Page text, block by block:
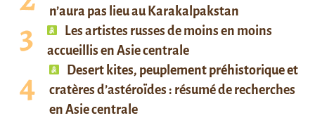
n’aura pas lieu au Karakalpakstan
Les artistes russes de moins en moins
accueillis en Asie centrale
Desert kites, peuplement préhistorique et
cratères d’astéroïdes : résumé de recherches
en Asie centrale